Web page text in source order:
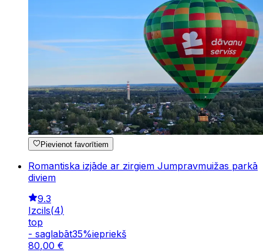
Pievienot favorītiem
Romantiska izjāde ar zirgiem Jumpravmuižas parkā
diviem
9.3
Izcils(4)
top
- saglabāt35%iepriekš
80,00 €